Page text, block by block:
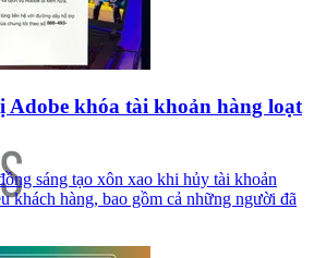
Adobe khóa tài khoản hàng loạt
sáng tạo xôn xao khi hủy tài khoản
khách hàng, bao gồm cả những người đã